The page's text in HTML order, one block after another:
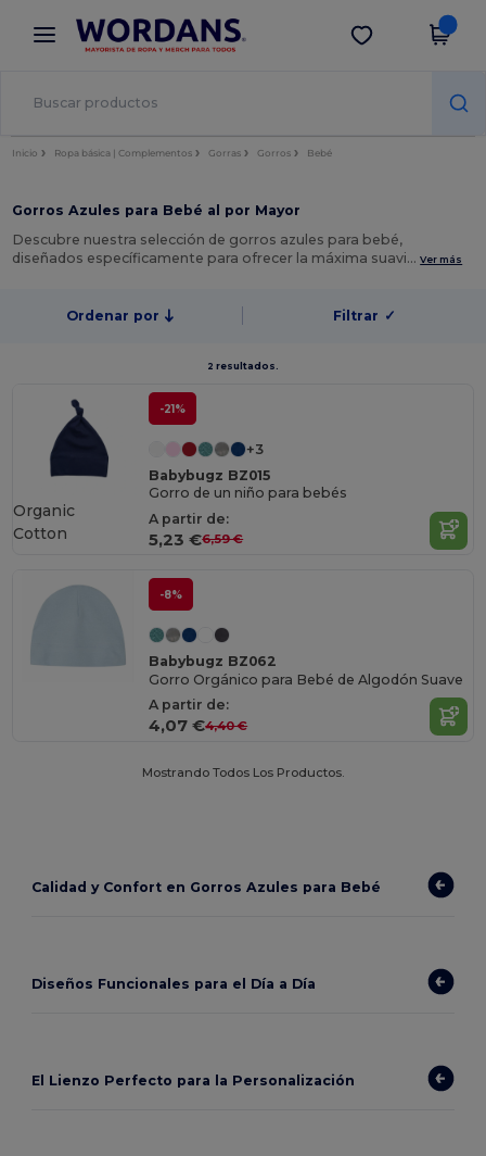
× App de Wordans
¡Mejores precios en app!
Descargar app
Inicio Ropa básica | Complementos Gorras Gorros Bebé
Gorros Azules para Bebé al por Mayor
Descubre nuestra selección de gorros azules para bebé,
diseñados específicamente para ofrecer la máxima suavi…Ver más
Ordenar por Filtrar ✓
2 resultados.
-21%
+3
Babybugz BZ015
Gorro de un niño para bebés
A partir de:
5,23 €6,59 €
Organic
Cotton
-8%
Babybugz BZ062
Gorro Orgánico para Bebé de Algodón Suave
A partir de:
4,07 €4,40 €
Mostrando Todos Los Productos.
Calidad y Confort en Gorros Azules para Bebé
Diseños Funcionales para el Día a Día
El Lienzo Perfecto para la Personalización